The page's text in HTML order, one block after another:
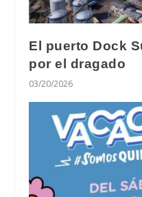
El puerto Dock
por el dragado
03/20/2026